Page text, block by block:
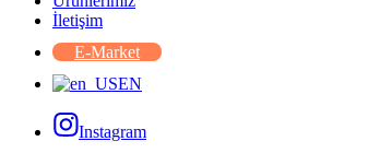
İletişim
E-Market
EN
Instagram